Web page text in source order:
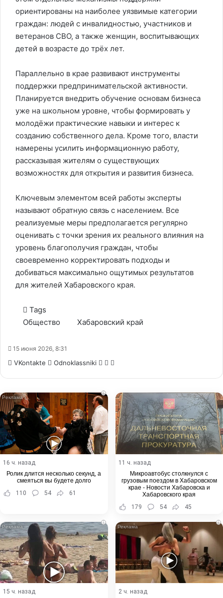
ориентированы на наиболее уязвимые категории
граждан: людей с инвалидностью, участников и
ветеранов СВО, а также женщин, воспитывающих
детей в возрасте до трёх лет.
Параллельно в крае развивают инструменты
поддержки предпринимательской активности.
Планируется внедрить обучение основам бизнеса
уже на школьном уровне, чтобы формировать у
молодёжи практические навыки и интерес к
созданию собственного дела. Кроме того, власти
намерены усилить информационную работу,
рассказывая жителям о существующих
возможностях для открытия и развития бизнеса.
Ключевым элементом всей работы эксперты
называют обратную связь с населением. Все
реализуемые меры предполагается регулярно
оценивать с точки зрения их реального влияния на
уровень благополучия граждан, чтобы
своевременно корректировать подходы и
добиваться максимально ощутимых результатов
для жителей Хабаровского края.
Tags
Общество
Хабаровский край
15 июня 2026, 8:31
VKontakte Odnoklassniki WhatsApp
Telegram
i
16 ч. назад
Ролик длится несколько секунд, а
смеяться вы будете долго
110
54 61
11 ч. назад
Микроавтобус столкнулся с
грузовым поездом в Хабаровском
крае - Новости Хабаровска и
Хабаровского края
179
54 45
i
15 ч. назад
i
2 ч. назад